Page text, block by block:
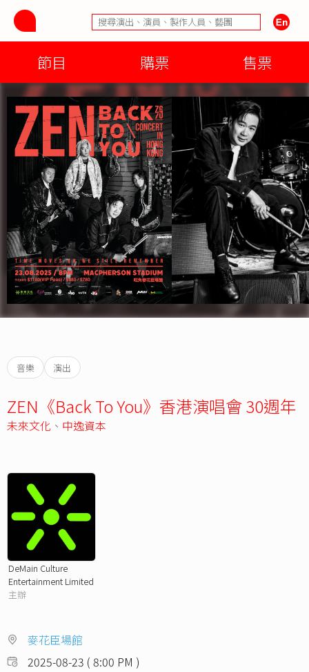
節目 購票 售票
音樂 演出
ZEN《Back To You》香港演唱會 30週年
未來文化 、 中逸資本
DeMain Culture
Entertainment Limited
主辦
麥花臣場館
2025-08-23 ( 8:00 PM )